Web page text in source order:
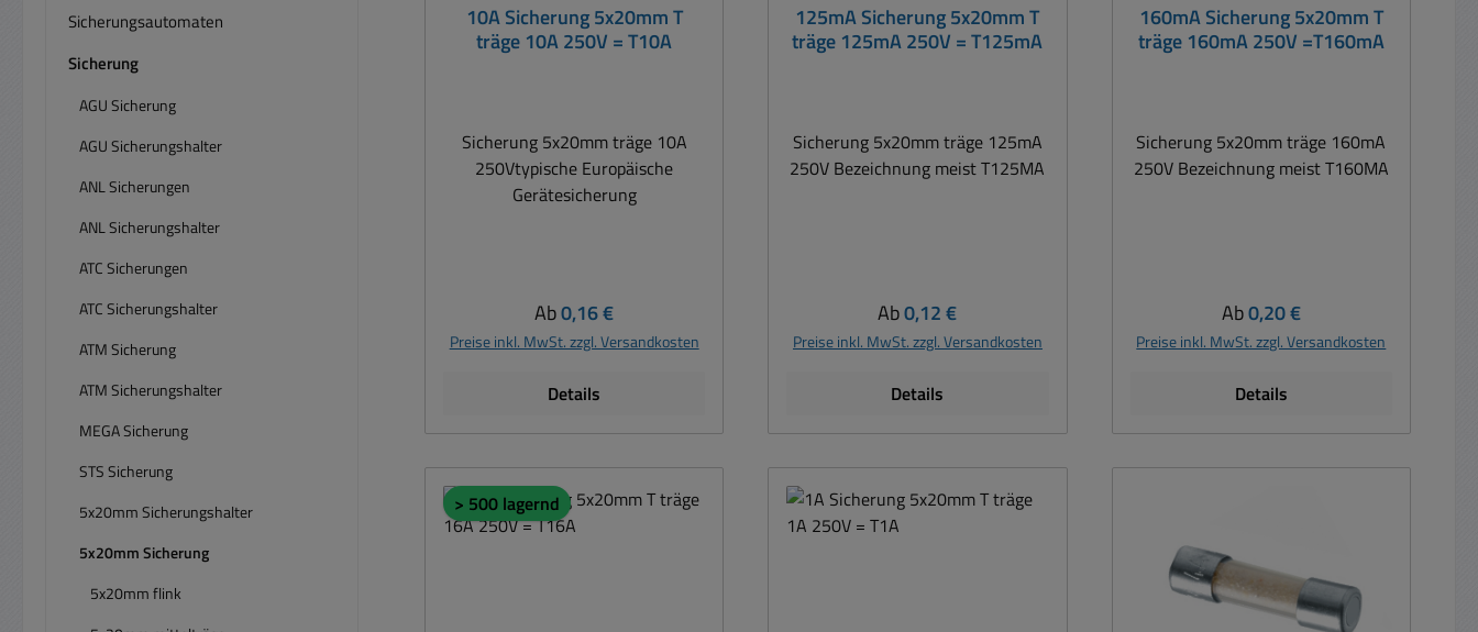
Sicherungsautomaten
Sicherung
AGU Sicherung
AGU Sicherungshalter
ANL Sicherungen
ANL Sicherungshalter
ATC Sicherungen
ATC Sicherungshalter
ATM Sicherung
ATM Sicherungshalter
MEGA Sicherung
STS Sicherung
5x20mm Sicherungshalter
5x20mm Sicherung
5x20mm flink
10A Sicherung 5x20mm T
träge 10A 250V = T10A
Sicherung 5x20mm träge 10A
250Vtypische Europäische
Gerätesicherung
Regulärer Preis:
Ab0,16 €
Preise inkl. MwSt. zzgl. Versandkosten
Details
125mA Sicherung 5x20mm T
träge 125mA 250V = T125mA
Sicherung 5x20mm träge 125mA
250V Bezeichnung meist T125MA
Regulärer Preis:
Ab0,12 €
Preise inkl. MwSt. zzgl. Versandkosten
Details
160mA Sicherung 5x20mm T
träge 160mA 250V =T160mA
Sicherung 5x20mm träge 160mA
250V Bezeichnung meist T160MA
Regulärer Preis:
Ab0,20 €
Preise inkl. MwSt. zzgl. Versandkosten
Details
> 500 lagernd